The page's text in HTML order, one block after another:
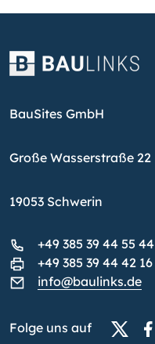
BauSites GmbH
Große Wasserstraße 22
19053 Schwerin
+49 385 39 44 55 44
+49 385 39 44 42 16
info@baulinks.de
Folge uns auf